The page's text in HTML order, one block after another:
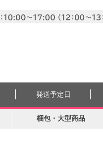
発送予定日
梱包・大型商品